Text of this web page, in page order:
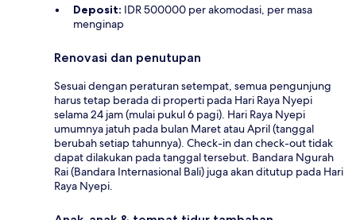
Deposit: IDR 500000 per akomodasi, per masa
menginap
Renovasi dan penutupan
Sesuai dengan peraturan setempat, semua pengunjung
harus tetap berada di properti pada Hari Raya Nyepi
selama 24 jam (mulai pukul 6 pagi). Hari Raya Nyepi
umumnya jatuh pada bulan Maret atau April (tanggal
berubah setiap tahunnya). Check-in dan check-out tidak
dapat dilakukan pada tanggal tersebut. Bandara Ngurah
Rai (Bandara Internasional Bali) juga akan ditutup pada Hari
Raya Nyepi.